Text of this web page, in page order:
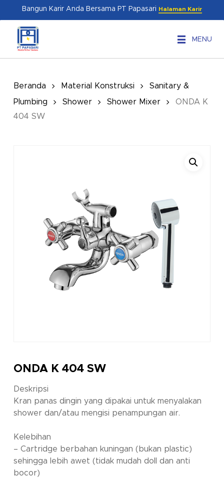
content
Bangun Karir Anda Bersama PT Papasari Halaman Karir
MENU
Beranda Material Konstruksi
Sanitary &
Plumbing
Shower Shower Mixer
ONDA K
404 SW
ONDA K 404 SW
Deskripsi
Kran panas dingin yang dipakai untuk menyalakan
shower dan/atau mengisi penampungan air.
Kelebihan
– Cartridge berbahan kuningan (bukan plastic)
sehingga lebih awet (tidak mudah doll dan anti
bocor)
Menu